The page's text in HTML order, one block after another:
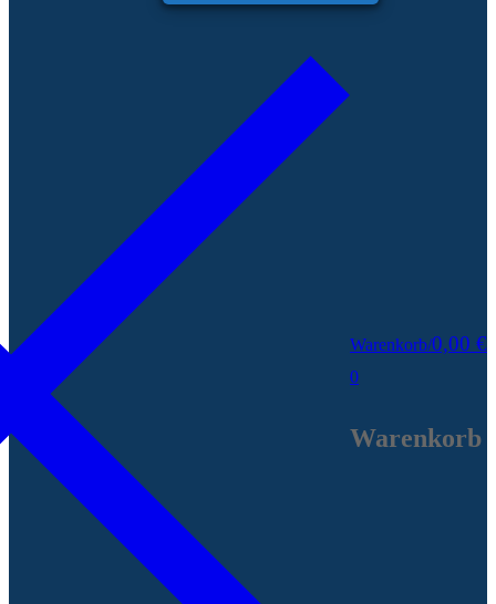
Warenkorb/0,00 €
0
Warenkorb